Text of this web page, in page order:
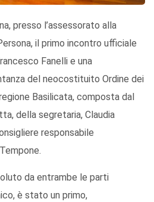
presso l’assessorato alla
il primo incontro ufficiale
Fanelli e una
del neocostituito Ordine dei
Basilicata, composta dal
della segretaria, Claudia
responsabile
da entrambe le parti
è stato un primo,